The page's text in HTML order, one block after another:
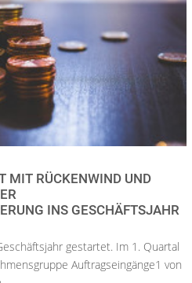
MIT RÜCKENWIND UND
INS GESCHÄFTSJAHR
gestartet. Im 1. Quartal
Auftragseingänge1 von